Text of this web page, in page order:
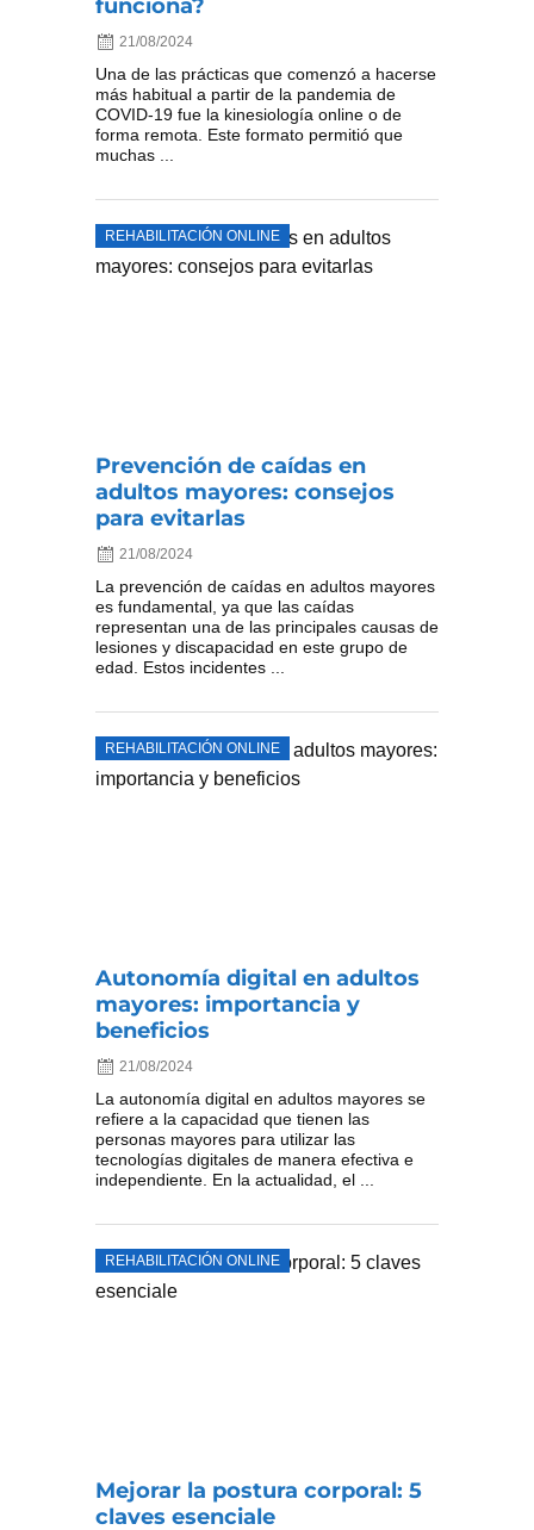
funciona?
21/08/2024
Una de las prácticas que comenzó a hacerse
más habitual a partir de la pandemia de
COVID-19 fue la kinesiología online o de
forma remota. Este formato permitió que
muchas ...
REHABILITACIÓN ONLINE
Prevención de caídas en
adultos mayores: consejos
para evitarlas
21/08/2024
La prevención de caídas en adultos mayores
es fundamental, ya que las caídas
representan una de las principales causas de
lesiones y discapacidad en este grupo de
edad. Estos incidentes ...
REHABILITACIÓN ONLINE
Autonomía digital en adultos
mayores: importancia y
beneficios
21/08/2024
La autonomía digital en adultos mayores se
refiere a la capacidad que tienen las
personas mayores para utilizar las
tecnologías digitales de manera efectiva e
independiente. En la actualidad, el ...
REHABILITACIÓN ONLINE
Mejorar la postura corporal: 5
claves esenciale